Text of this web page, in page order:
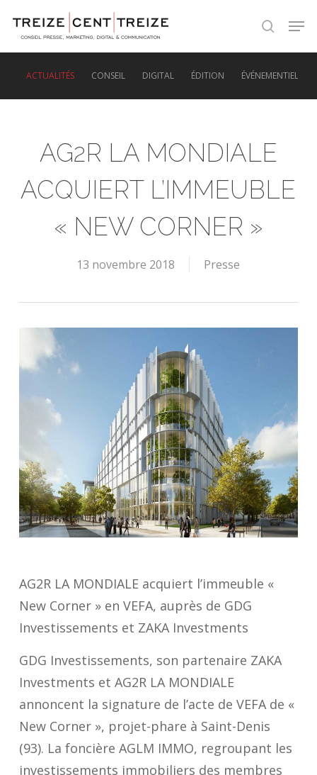
search
ACTUALITÉS CONSEIL DIGITAL ÉDITION ÉVÉNEMENTIEL
AG2R LA MONDIALE
ACQUIERT L’IMMEUBLE
« NEW CORNER »
13 novembre 2018 Presse
AG2R LA MONDIALE acquiert l’immeuble «
New Corner » en VEFA, auprès de GDG
Investissements et ZAKA Investments
GDG Investissements, son partenaire ZAKA
Investments et AG2R LA MONDIALE
annoncent la signature de l’acte de VEFA de «
New Corner », projet-phare à Saint-Denis
(93). La foncière AGLM IMMO, regroupant les
investissements immobiliers des membres